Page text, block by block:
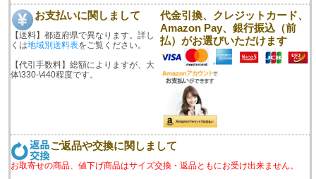
お支払いに関しまして
【送料】都道府県で異なります。詳し
くは地域別送料表をご覧ください。
【代引手数料】総額によりますが、大
体\330-\440程度です。
代金引換、クレジットカード、
Amazon Pay、銀行振込（前
払）がお選びいただけます
ご返品や交換に関しまして
お取寄せの商品、値下げ商品はサイズ交換・返品ともにお受け出来ません。